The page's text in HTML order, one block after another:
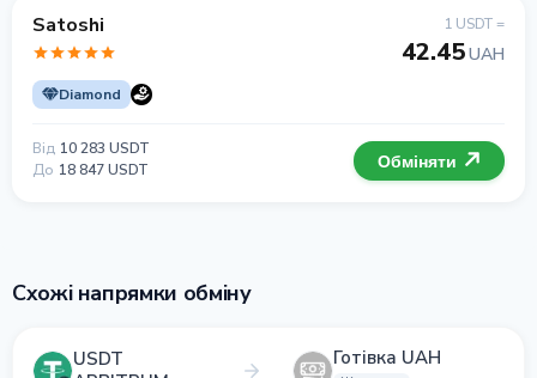
Satoshi
Diamond
1 USDT =
42.45UAH
Від 10 283 USDT
До 18 847 USDT Обміняти
Схожі напрямки обміну
USDT
Готівка UAH